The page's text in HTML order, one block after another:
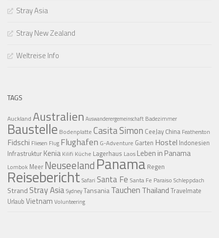
Stray Asia
Stray New Zealand
Weltreise Info
TAGS
Auckland Australien Auswanderergemeinschaft Badezimmer
Baustelle Bodenplatte Casita Simon CeeJay China Featherston
Fidschi Fliesen Flug Flughafen G-Adventure Garten Hostel Indonesien
Infrastruktur Kenia Kilifi Küche Lagerhaus Laos Leben in Panama
Lombok Meer NeuseelandPanama Regen
Reisebericht Safari Santa Fe Santa Fe Paraiso Schleppdach
Strand Stray AsiaSydneyTansaniaTauchen Thailand Travelmate
Urlaub Vietnam Volunteering